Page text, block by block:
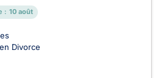
: 10 août
Divorce